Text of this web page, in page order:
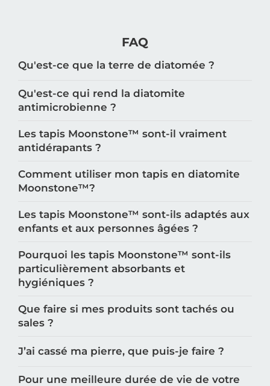
FAQ
Qu'est-ce que la terre de diatomée ?
Qu'est-ce qui rend la diatomite
antimicrobienne ?
Les tapis Moonstone™️ sont-il vraiment
antidérapants ?
Comment utiliser mon tapis en diatomite
Moonstone™️?
Les tapis Moonstone™️ sont-ils adaptés aux
enfants et aux personnes âgées ?
Pourquoi les tapis Moonstone™️ sont-ils
particulièrement absorbants et
hygiéniques ?
Que faire si mes produits sont tachés ou
sales ?
J’ai cassé ma pierre, que puis-je faire ?
Pour une meilleure durée de vie de votre